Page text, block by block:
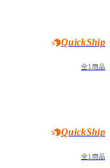
QuickShip
全1商品
QuickShip
全1商品